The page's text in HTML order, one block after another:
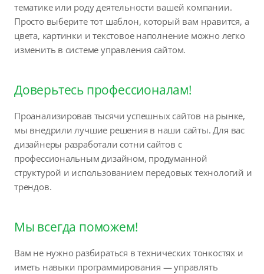
тематике или роду деятельности вашей компании.
Просто выберите тот шаблон, который вам нравится, а
цвета, картинки и текстовое наполнение можно легко
изменить в системе управления сайтом.
Доверьтесь профессионалам!
Проанализировав тысячи успешных сайтов на рынке,
мы внедрили лучшие решения в наши сайты. Для вас
дизайнеры разработали сотни сайтов с
профессиональным дизайном, продуманной
структурой и использованием передовых технологий и
трендов.
Мы всегда поможем!
Вам не нужно разбираться в технических тонкостях и
иметь навыки программирования — управлять